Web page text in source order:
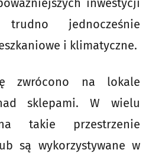
inwestycji
jednocześnie
i klimatyczne.
zwrócono na lokale
sklepami. W wielu
takie przestrzenie
są wykorzystywane w